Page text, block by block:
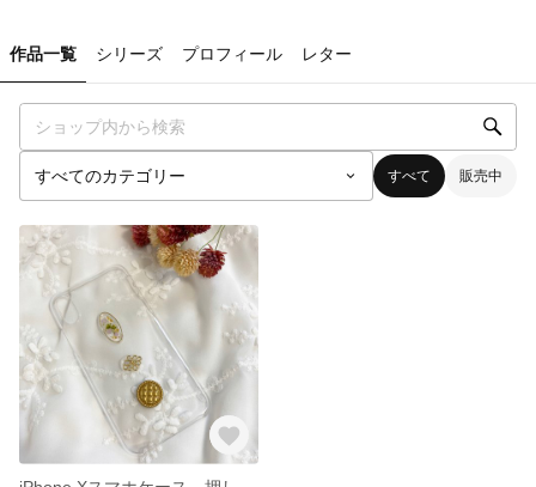
作品一覧 シリーズ プロフィール レター
すべて 販売中